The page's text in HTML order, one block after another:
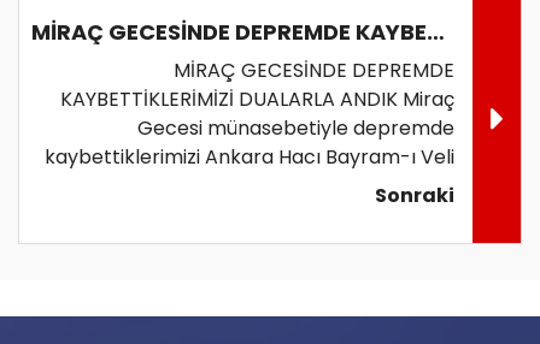
MİRAÇ GECESİNDE DEPREMDE KAYBETTİKLERİMİZİ DUALARLA ANDIK
MİRAÇ GECESİNDE DEPREMDE
KAYBETTİKLERİMİZİ DUALARLA ANDIK Miraç
Gecesi münasebetiyle depremde
kaybettiklerimizi Ankara Hacı Bayram-ı Veli
Sonraki